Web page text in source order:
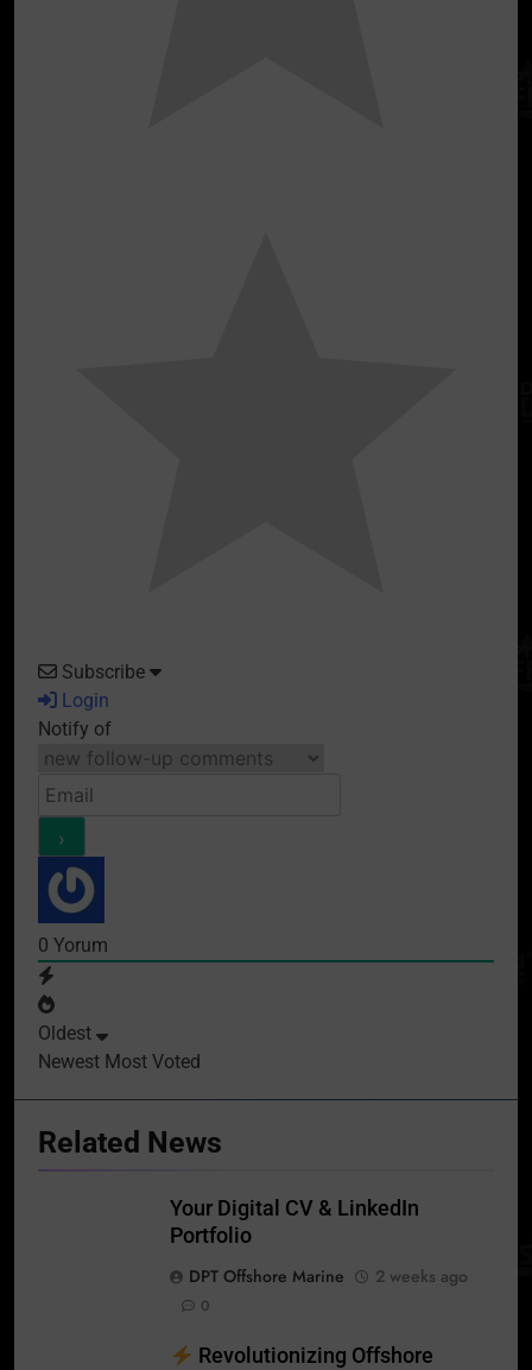
Subscribe
Login
Notify of
0 Yorum
Oldest
Newest Most Voted
Related News
Your Digital CV & LinkedIn
Portfolio
DPT Offshore Marine
2 weeks ago
0
Revolutionizing Offshore